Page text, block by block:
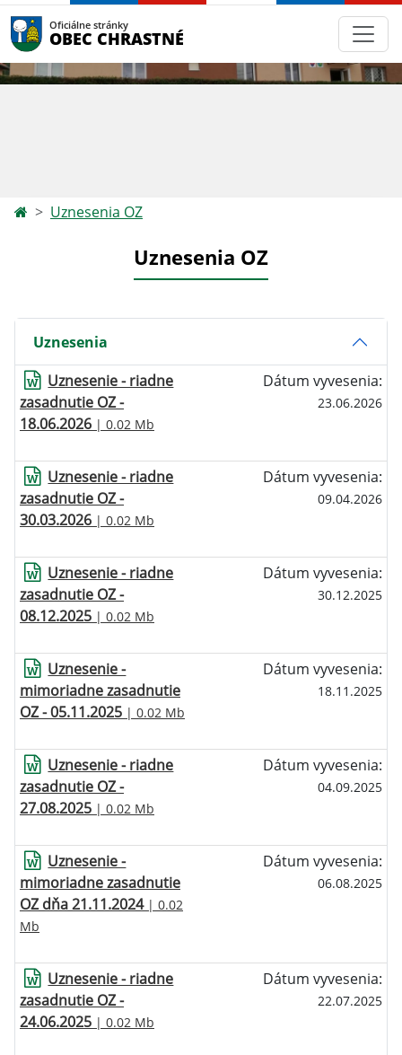
Oficiálne stránky
OBEC CHRASTNÉ
Uznesenia OZ
Uznesenia OZ
Uznesenia
Uznesenie - riadne
zasadnutie OZ -
18.06.2026 | 0.02 Mb
Dátum vyvesenia:
23.06.2026
Uznesenie - riadne
zasadnutie OZ -
30.03.2026 | 0.02 Mb
Dátum vyvesenia:
09.04.2026
Uznesenie - riadne
zasadnutie OZ -
08.12.2025 | 0.02 Mb
Dátum vyvesenia:
30.12.2025
Uznesenie -
mimoriadne zasadnutie
OZ - 05.11.2025 | 0.02 Mb
Dátum vyvesenia:
18.11.2025
Uznesenie - riadne
zasadnutie OZ -
27.08.2025 | 0.02 Mb
Dátum vyvesenia:
04.09.2025
Uznesenie -
mimoriadne zasadnutie
OZ dňa 21.11.2024| 0.02
Mb
Dátum vyvesenia:
06.08.2025
Uznesenie - riadne
zasadnutie OZ -
24.06.2025 | 0.02 Mb
Dátum vyvesenia:
22.07.2025